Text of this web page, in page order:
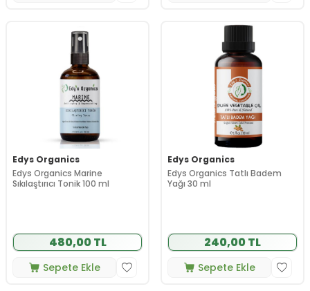
Edys Organics
Edys Organics Marine
Sıkılaştırıcı Tonik 100 ml
480,00 TL
Sepete Ekle
Edys Organics
Edys Organics Tatlı Badem
Yağı 30 ml
240,00 TL
Sepete Ekle